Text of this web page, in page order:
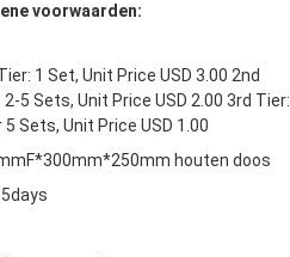
voorwaarden:
1 Set, Unit Price USD 3.00 2nd
2-5 Sets, Unit Price USD 2.00 3rd Tier:
5 Sets, Unit Price USD 1.00
houten doos